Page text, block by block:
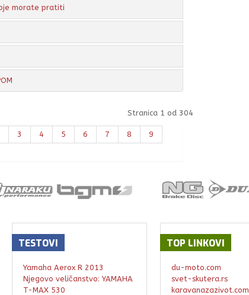
morate pratiti
Stranica 1 od 304
3 4 5 6 7 8
9
TESTOVI
Yamaha Aerox R 2013
Njegovo veličanstvo: YAMAHA
T-MAX 530
TOP LINKOVI
du-moto.com
svet-skutera.rs
karavanazazivot.com